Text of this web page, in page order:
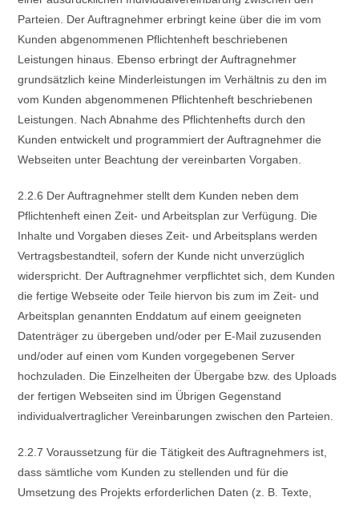
Parteien. Der Auftragnehmer erbringt keine über die im vom
Kunden abgenommenen Pflichtenheft beschriebenen
Leistungen hinaus. Ebenso erbringt der Auftragnehmer
grundsätzlich keine Minderleistungen im Verhältnis zu den im
vom Kunden abgenommenen Pflichtenheft beschriebenen
Leistungen. Nach Abnahme des Pflichtenhefts durch den
Kunden entwickelt und programmiert der Auftragnehmer die
Webseiten unter Beachtung der vereinbarten Vorgaben.
2.2.6 Der Auftragnehmer stellt dem Kunden neben dem
Pflichtenheft einen Zeit- und Arbeitsplan zur Verfügung. Die
Inhalte und Vorgaben dieses Zeit- und Arbeitsplans werden
Vertragsbestandteil, sofern der Kunde nicht unverzüglich
widerspricht. Der Auftragnehmer verpflichtet sich, dem Kunden
die fertige Webseite oder Teile hiervon bis zum im Zeit- und
Arbeitsplan genannten Enddatum auf einem geeigneten
Datenträger zu übergeben und/oder per E-Mail zuzusenden
und/oder auf einen vom Kunden vorgegebenen Server
hochzuladen. Die Einzelheiten der Übergabe bzw. des Uploads
der fertigen Webseiten sind im Übrigen Gegenstand
individualvertraglicher Vereinbarungen zwischen den Parteien.
2.2.7 Voraussetzung für die Tätigkeit des Auftragnehmers ist,
dass sämtliche vom Kunden zu stellenden und für die
Umsetzung des Projekts erforderlichen Daten (z. B. Texte,